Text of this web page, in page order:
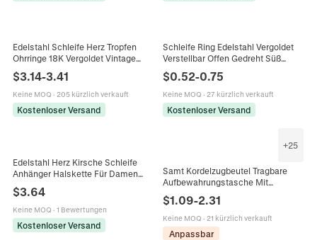
Edelstahl Schleife Herz Tropfen
Ohrringe 18K Vergoldet Vintage
Elegant Mode Schmuck Für Frauen
Anlaufgeschützt
$3.14-3.41
Keine MOQ · 205 kürzlich verkauft
Kostenloser Versand
Schleife Ring Edelstahl Vergoldet
Verstellbar Offen Gedreht Süß
Mode Für Frauen Geschenk
$0.52-0.75
Keine MOQ · 27 kürzlich verkauft
Kostenloser Versand
Edelstahl Herz Kirsche Schleife
Anhänger Halskette Für Damen
Vergoldet Geflochtene Kette Strass
Mode Schmuck Elegantes
Geschenk
$3.64
Keine MOQ · 1 Bewertungen
Kostenloser Versand
+25
Samt Kordelzugbeutel Tragbare
Aufbewahrungstasche Mit
Satinschleife Goldstickerei Für
Schmuck Kosmetik
Geschenkverpackung
$1.09-2.31
Keine MOQ · 21 kürzlich verkauft
Anpassbar